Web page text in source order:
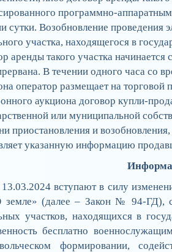
программно-
сутки. Возобновление проведения
участка, находящегося в
аренды такого участка
В течении одного часа со
оператор размещает на
аукциона договор купли-
или муниципальной
приостановления и
указанную информацию
вступают в силу
(далее – Закон № 94-ГД),
участков, находящихся в
бесплатно
формировании,